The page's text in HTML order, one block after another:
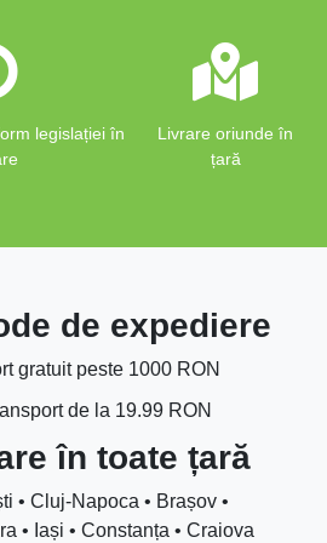
legislației în
Livrare oriunde în
țară
de expediere
gratuit peste 1000 RON
de la 19.99 RON
în toate țară
• Cluj-Napoca • Brașov •
• Iași • Constanța • Craiova